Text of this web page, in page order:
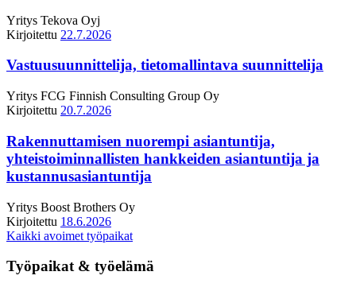
Yritys Tekova Oyj
Kirjoitettu 22.7.2026
Vastuusuunnittelija, tietomallintava suunnittelija
Yritys FCG Finnish Consulting Group Oy
Kirjoitettu 20.7.2026
Rakennuttamisen nuorempi asiantuntija,
yhteistoiminnallisten hankkeiden asiantuntija ja
kustannusasiantuntija
Yritys Boost Brothers Oy
Kirjoitettu 18.6.2026
Kaikki avoimet työpaikat
Työpaikat & työelämä